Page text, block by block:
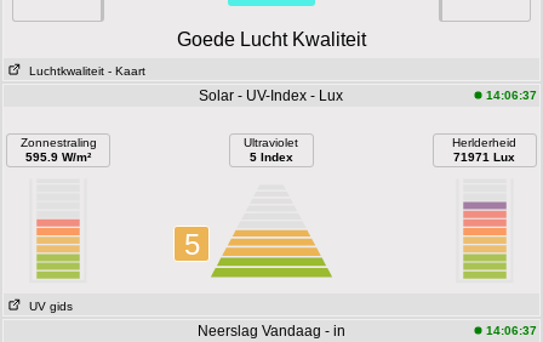
Goede Lucht Kwaliteit
Luchtkwaliteit - Kaart
Solar - UV-Index - Lux 14:06:37
Zonnestraling
595.9 W/m²
Ultraviolet
5 Index
5
Herlderheid
71971 Lux
UV gids
Neerslag Vandaag - in 14:06:37